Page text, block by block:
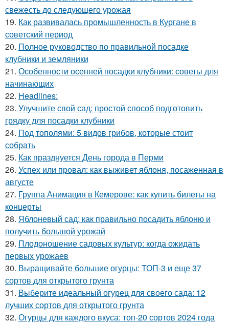
свежесть до следующего урожая
19. Как развивалась промышленность в Кургане в
советский период
20. Полное руководство по правильной посадке
клубники и земляники
21. Особенности осенней посадки клубники: советы для
начинающих
22. Headlines:
23. Улучшите свой сад: простой способ подготовить
грядку для посадки клубники
24. Под тополями: 5 видов грибов, которые стоит
собрать
25. Как празднуется День города в Перми
26. Успех или провал: как выживет яблоня, посаженная в
августе
27. Группа Анимация в Кемерове: как купить билеты на
концерты
28. Яблоневый сад: как правильно посадить яблоню и
получить большой урожай
29. Плодоношение садовых культур: когда ожидать
первых урожаев
30. Выращивайте большие огурцы: ТОП-3 и еще 37
сортов для открытого грунта
31. Выберите идеальный огурец для своего сада: 12
лучших сортов для открытого грунта
32. Огурцы для каждого вкуса: топ-20 сортов 2024 года